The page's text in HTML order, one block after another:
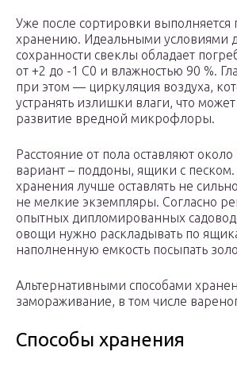
Уже после сортировки выполняется
хранению. Идеальными условиями
сохранности свеклы обладает
от +2 до -1 С0 и влажностью 90 %.
при этом — циркуляция воздуха,
устранять излишки влаги, что
развитие вредной микрофлоры.
Расстояние от пола оставляют
вариант – поддоны, ящики с
хранения лучше оставлять не
не мелкие экземпляры. Согласно
опытных дипломированных
овощи нужно раскладывать по
наполненную емкость посыпать
Альтернативными способами
замораживание, в том числе
Способы хранения